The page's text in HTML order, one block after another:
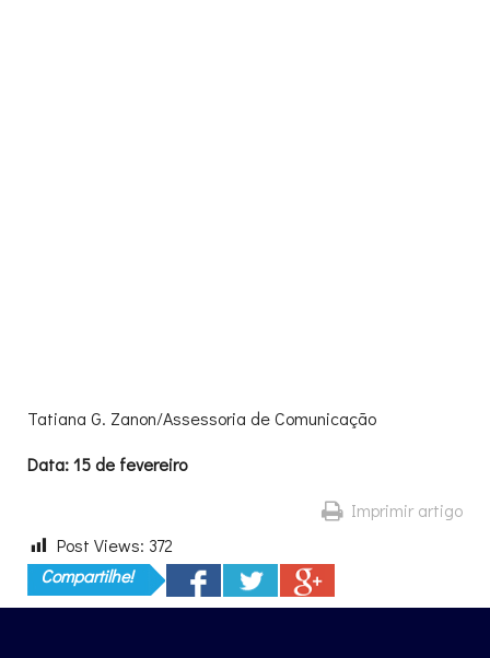
Tatiana G. Zanon/Assessoria de Comunicação
Data: 15 de fevereiro
Imprimir artigo
Post Views: 372
Compartilhe!